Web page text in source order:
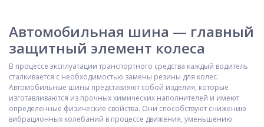
Автомобильная шина — главный
защитный элемент колеса
В процессе эксплуатации транспортного средства каждый водитель
сталкивается с необходимостью замены резины для колес.
Автомобильные шины представляют собой изделия, которые
изготавливаются из прочных химических наполнителей и имеют
определенные физические свойства. Они способствуют снижению
вибрационных колебаний в процессе движения, уменьшению